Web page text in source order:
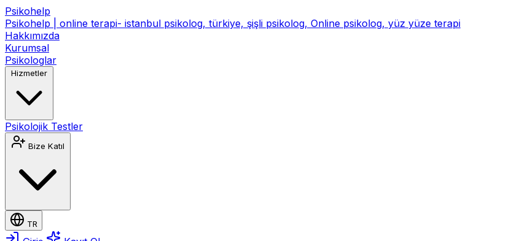
Psikohelp
Psikohelp | online terapi- istanbul psikolog, türkiye, şişli psikolog, Online psikolog, yüz yüze terapi
Hakkımızda
Kurumsal
Psikologlar
Hizmetler
Psikolojik Testler
Bize Katıl
TR